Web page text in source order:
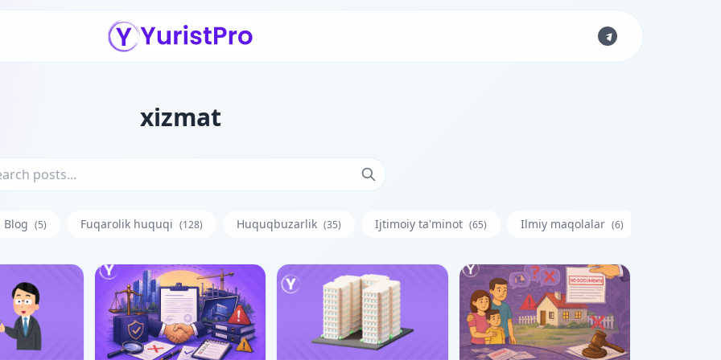
xizmat
Blog (5) Fuqarolik huquqi (128) Huquqbuzarlik (35) Ijtimoiy ta'minot (65) Ilmiy maqolalar (6)